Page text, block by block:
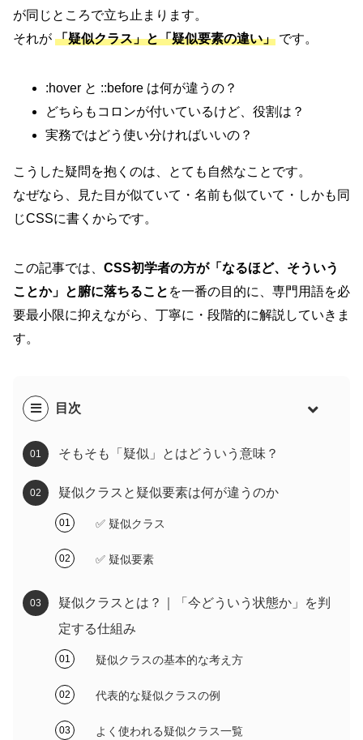
が同じところで立ち止まります。
それが 「疑似クラス」と「疑似要素の違い」 です。
:hover と ::before は何が違うの？
どちらもコロンが付いているけど、役割は？
実務ではどう使い分ければいいの？
こうした疑問を抱くのは、とても自然なことです。
なぜなら、見た目が似ていて・名前も似ていて・しかも同
じCSSに書くからです。
この記事では、 CSS初学者の方が「なるほど、そういう
ことか」と腑に落ちること を一番の目的に、専門用語を必
要最小限に抑えながら、丁寧に・段階的に解説していきま
す。
目次
そもそも「疑似」とはどういう意味？
疑似クラスと疑似要素は何が違うのか
✅ 疑似クラス
✅ 疑似要素
疑似クラスとは？｜「今どういう状態か」を判
定する仕組み
疑似クラスの基本的な考え方
代表的な疑似クラスの例
よく使われる疑似クラス一覧